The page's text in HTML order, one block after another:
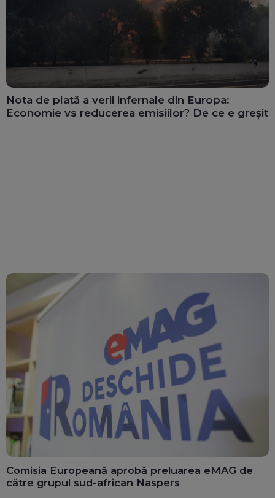
Nota de plată a verii infernale din Europa:
Economie vs reducerea emisiilor? De ce e greșit
Comisia Europeană aprobă preluarea eMAG de
către grupul sud-african Naspers